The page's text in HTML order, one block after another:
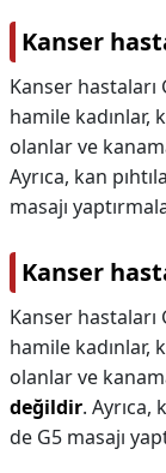
Kanser
Kanser hastaları
hamile kadınlar,
olanlar ve
Ayrıca, kan
masajı
Kanser
Kanser hastaları
hamile kadınlar,
olanlar ve
değildir. Ayrıca,
de G5 masajı